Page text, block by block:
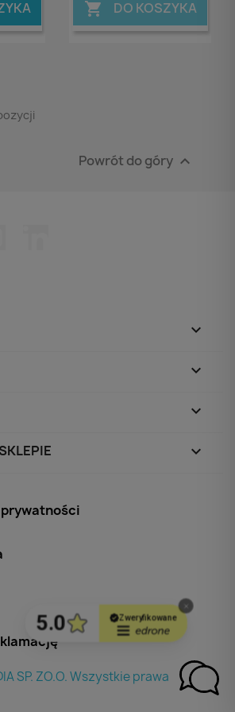
 DO KOSZYKA
Powrót do góry 



keyboard_arrow_down
SP. ZO.O. Wszystkie prawa